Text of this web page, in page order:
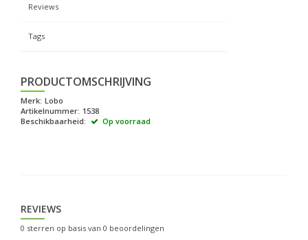
Reviews
Tags
PRODUCTOMSCHRIJVING
Merk: Lobo
Artikelnummer: 1538
Beschikbaarheid:
Op voorraad
REVIEWS
0 sterren op basis van 0 beoordelingen